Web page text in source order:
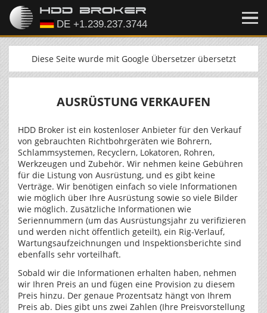
Diese Seite wurde mit Google Übersetzer übersetzt
AUSRÜSTUNG VERKAUFEN
HDD Broker ist ein kostenloser Anbieter für den Verkauf
von gebrauchten Richtbohrgeräten wie Bohrern,
Schlammsystemen, Recyclern, Lokatoren, Rohren,
Werkzeugen und Zubehör. Wir nehmen keine Gebühren
für die Listung von Ausrüstung, und es gibt keine
Verträge. Wir benötigen einfach so viele Informationen
wie möglich über Ihre Ausrüstung sowie so viele Bilder
wie möglich. Zusätzliche Informationen wie
Seriennummern (um das Ausrüstungsjahr zu verifizieren
und werden nicht öffentlich geteilt), ein Rig-Verlauf,
Wartungsaufzeichnungen und Inspektionsberichte sind
ebenfalls sehr vorteilhaft.
Sobald wir die Informationen erhalten haben, nehmen
wir Ihren Preis an und fügen eine Provision zu diesem
Preis hinzu. Der genaue Prozentsatz hängt von Ihrem
Preis ab. Dies gibt uns zwei Zahlen (Ihre Preisvorstellung